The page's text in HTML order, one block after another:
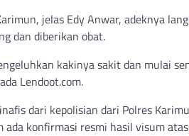
jelas Edy Anwar, adeknya
dan diberikan obat.
kakinya sakit dan mulai
Lendoot.com.
dari kepolisian dari Polres
ada konfirmasi resmi hasil visum